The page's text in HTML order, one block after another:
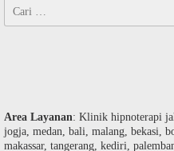
untuk:
Area Layanan: Klinik hipnoterapi
jogja, medan, bali, malang, bekasi,
makassar, tangerang, kediri,